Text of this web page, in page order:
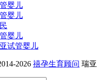
婴儿
婴儿
婴儿
试管婴儿
2026 禧孕生育顾问 瑞